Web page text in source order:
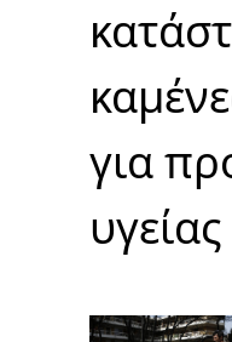
για